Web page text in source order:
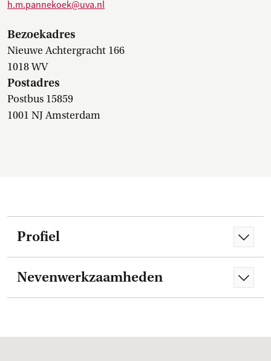
h.m.pannekoek@uva.nl
Bezoekadres
Nieuwe Achtergracht 166
1018 WV
Postadres
Postbus 15859
1001 NJ Amsterdam
Profiel
Nevenwerkzaamheden